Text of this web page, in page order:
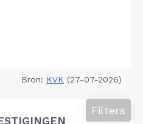
Bron: KVK (27-07-2026)
Filters